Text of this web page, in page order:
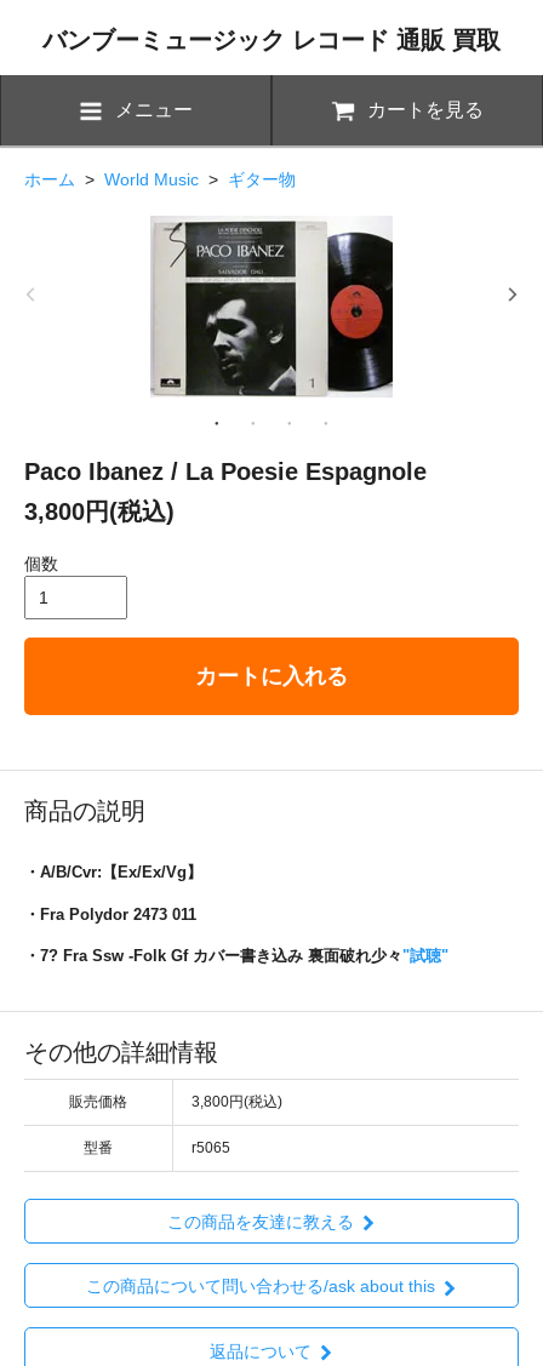
バンブーミュージック レコード 通販 買取
メニュー カートを見る
ホーム > World Music > ギター物
Paco Ibanez / La Poesie Espagnole
3,800円(税込)
個数
カートに入れる
商品の説明
・A/B/Cvr:【Ex/Ex/Vg】
・Fra Polydor 2473 011
・7? Fra Ssw -Folk Gf カバー書き込み 裏面破れ少々"試聴"
その他の詳細情報
販売価格 3,800円(税込)
型番 r5065
この商品を友達に教える
この商品について問い合わせる/ask about this
返品について